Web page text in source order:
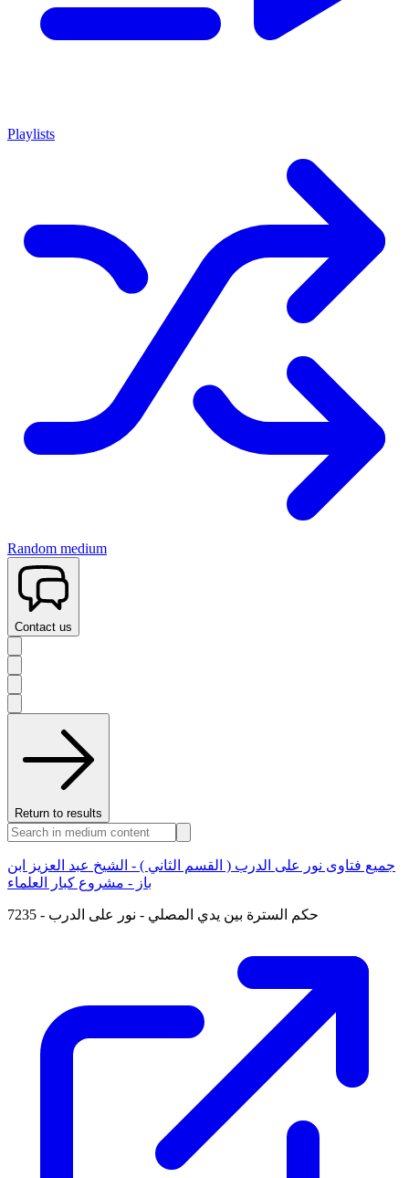
Playlists
Random medium
Contact us
Return to results
جميع فتاوى نور على الدرب ( القسم الثاني ) - الشيخ عبد العزيز ابن
باز - مشروع كبار العلماء
7235 - حكم السترة بين يدي المصلي - نور على الدرب